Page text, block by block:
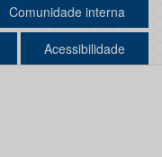
Comunidade interna
Acessibilidade